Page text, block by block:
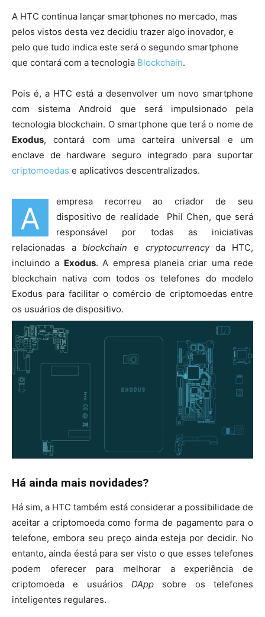
A HTC continua lançar smartphones no mercado, mas
pelos vistos desta vez decidiu trazer algo inovador, e
pelo que tudo indica este será o segundo smartphone
que contará com a tecnologia Blockchain.
Pois é, a HTC está a desenvolver um novo smartphone
com sistema Android que será impulsionado pela
tecnologia blockchain. O smartphone que terá o nome de
Exodus, contará com uma carteira universal e um
enclave de hardware seguro integrado para suportar
criptomoedas e aplicativos descentralizados.
A
empresa recorreu ao criador de seu
dispositivo de realidade Phil Chen, que será
responsável por todas as iniciativas
relacionadas ablockchain e cryptocurrencyda HTC,
incluindo a Exodus. A empresa planeia criar uma rede
blockchain nativa com todos os telefones do modelo
Exodus para facilitar o comércio de criptomoedas entre
os usuários de dispositivo.
Há ainda mais novidades?
Há sim, a HTC também está considerar a possibilidade de
aceitar a criptomoeda como forma de pagamento para o
telefone, embora seu preço ainda esteja por decidir. No
entanto, ainda éestá para ser visto o que esses telefones
podem oferecer para melhorar a experiência de
criptomoeda e usuários DApp sobre os telefones
inteligentes regulares.